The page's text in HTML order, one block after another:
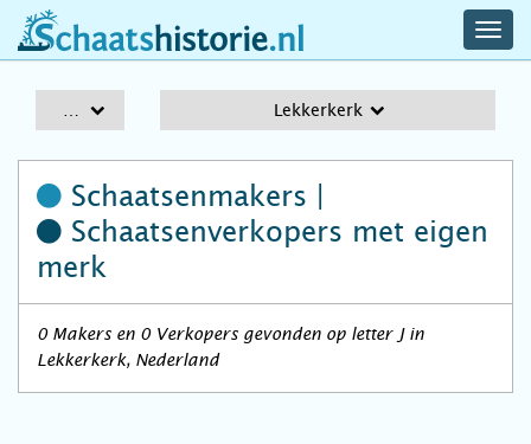
schaatshistorie.nl
Lekkerkerk
Schaatsenmakers |
Schaatsenverkopers met eigen
merk
0 Makers en 0 Verkopers gevonden op letter J in
Lekkerkerk, Nederland